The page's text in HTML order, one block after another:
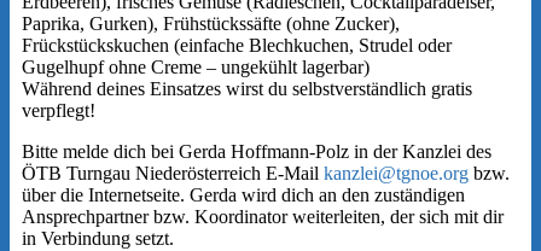
Paprika, Gurken), Frühstückssäfte (ohne Zucker),
Frückstückskuchen (einfache Blechkuchen, Strudel oder
Gugelhupf ohne Creme – ungekühlt lagerbar)
Während deines Einsatzes wirst du selbstverständlich gratis
verpflegt!
Bitte melde dich bei Gerda Hoffmann-Polz in der Kanzlei des
ÖTB Turngau Niederösterreich E-Mail kanzlei@tgnoe.org bzw.
über die Internetseite. Gerda wird dich an den zuständigen
Ansprechpartner bzw. Koordinator weiterleiten, der sich mit dir
in Verbindung setzt.